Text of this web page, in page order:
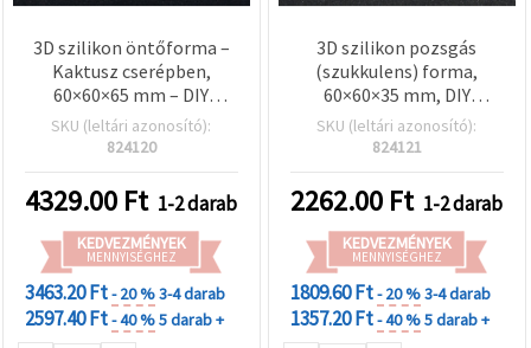
3D szilikon öntőforma –
Kaktusz cserépben,
60×60×65 mm – DIY
gyertya- és
szappankészítéshez,
lakásdekoráció
SKU (leltári azonosító):
824120
4329.00 Ft 1-2 darab
KEDVEZMÉNYEK
MENNYISÉGHEZ
3463.20 Ft- 20 %3-4 darab
2597.40 Ft- 40 %5 darab +
3D szilikon pozsgás
(szukkulens) forma,
60×60×35 mm, DIY
polimer gyurma
kézműves és hobbi
alkotásokhoz
SKU (leltári azonosító):
824121
2262.00 Ft 1-2 darab
KEDVEZMÉNYEK
MENNYISÉGHEZ
1809.60 Ft- 20 %3-4 darab
1357.20 Ft- 40 %5 darab +